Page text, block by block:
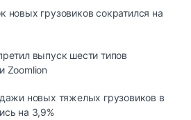
новых грузовиков сократился на
выпуск шести типов
Zoomlion
новых тяжелых грузовиков в
на 3,9%